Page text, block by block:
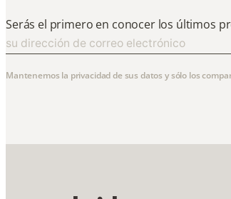
Serás el primero en conocer los últimos
Mantenemos la privacidad de sus datos y sólo los